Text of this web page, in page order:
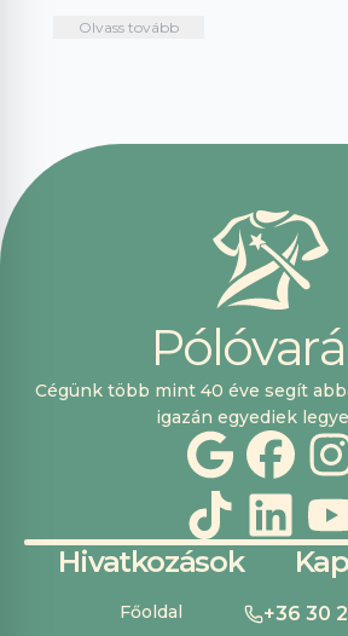
használni.
fogok innen
Olvass tovább
Pólóvará
Cégünk több mint 40 éve segít
igazán egyediek
Hivatkozások
Főoldal
+36 30